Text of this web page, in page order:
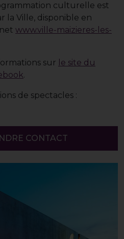
culturelle est
la Ville, disponible en
www.ville-maizieres-les-
sur le site du
.
de spectacles :
CONTACT